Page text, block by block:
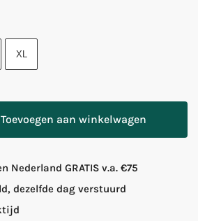
XL
Toevoegen aan winkelwagen
Nederland GRATIS v.a. €75
dezelfde dag verstuurd